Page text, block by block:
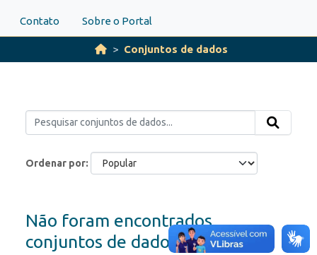
Contato Sobre o Portal
Conjuntos de dados
Ordenar por
Não foram encontrados
conjuntos de dados